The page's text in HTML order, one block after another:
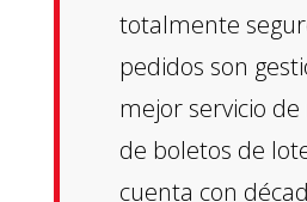
totalmente
pedidos son
mejor servicio
de boletos de
cuenta con